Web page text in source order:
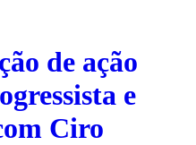
de ação
e
Ciro